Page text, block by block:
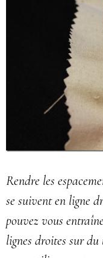
Rendre les
se suivent en ligne
pouvez vous
lignes droites sur du